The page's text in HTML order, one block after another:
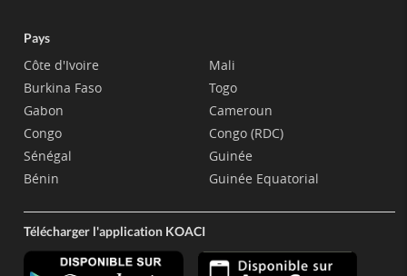
Pays
Côte d'Ivoire
Burkina Faso
Gabon
Congo
Sénégal
Bénin
Mali
Togo
Cameroun
Congo (RDC)
Guinée
Guinée Equatorial
Télécharger l'application KOACI